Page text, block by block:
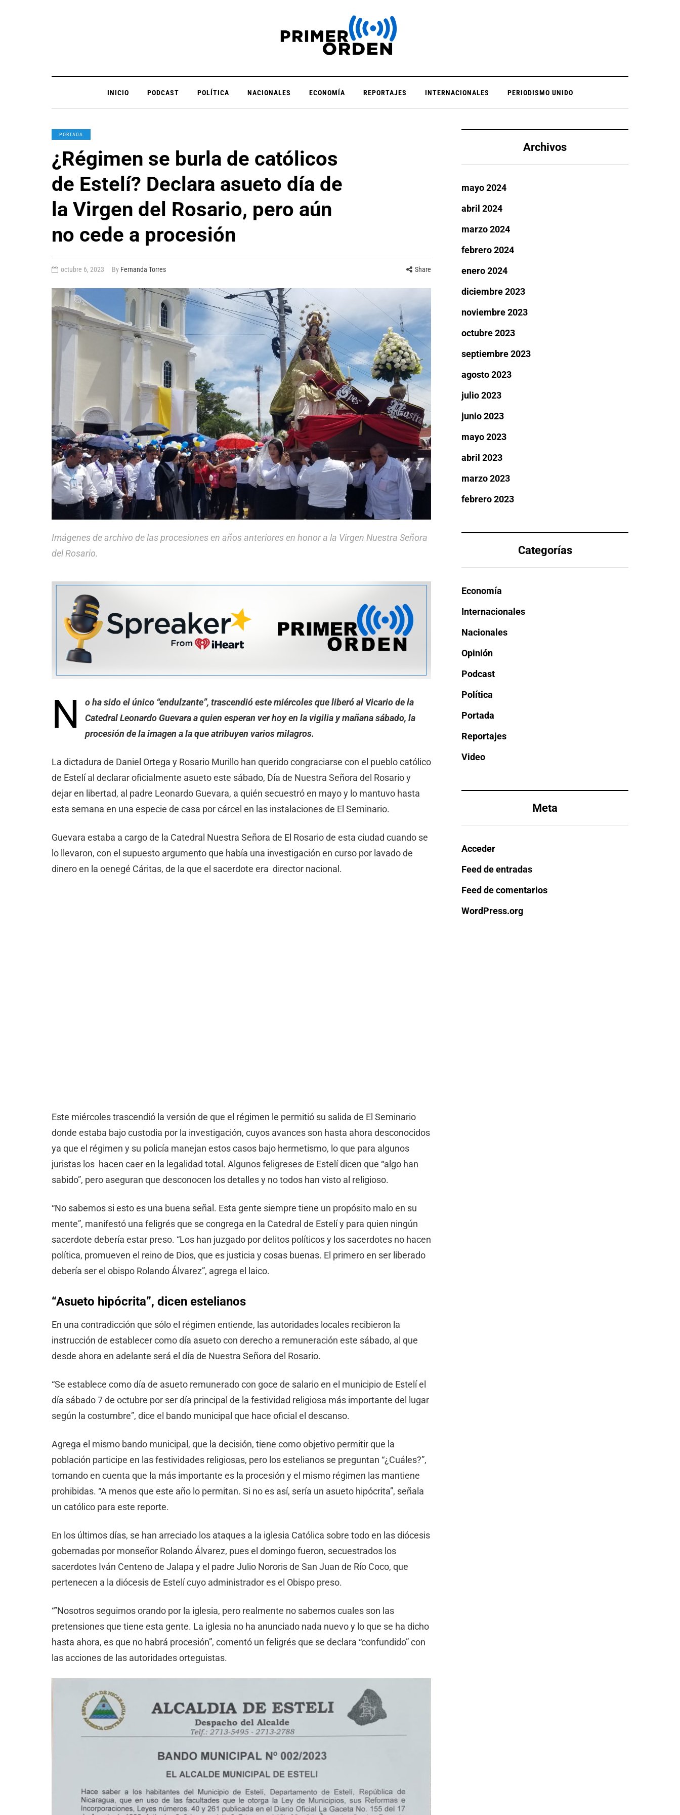
INICIO PODCAST POLÍTICA NACIONALES ECONOMÍA REPORTAJES INTERNACIONALES PERIODISMO UNIDO
PORTADA
¿Régimen se burla de católicos
de Estelí? Declara asueto día de
la Virgen del Rosario, pero aún
no cede a procesión
octubre 6, 2023 By Fernanda Torres Share
Imágenes de archivo de las procesiones en años anteriores en honor a la Virgen Nuestra Señora
del Rosario.
N
o ha sido el único “endulzante”, trascendió este miércoles que liberó al Vicario de la
Catedral Leonardo Guevara a quien esperan ver hoy en la vigilia y mañana sábado, la
procesión de la imagen a la que atribuyen varios milagros.
La dictadura de Daniel Ortega y Rosario Murillo han querido congraciarse con el pueblo católico
de Estelí al declarar oficialmente asueto este sábado, Día de Nuestra Señora del Rosario y
dejar en libertad, al padre Leonardo Guevara, a quién secuestró en mayo y lo mantuvo hasta
esta semana en una especie de casa por cárcel en las instalaciones de El Seminario.
Guevara estaba a cargo de la Catedral Nuestra Señora de El Rosario de esta ciudad cuando se
lo llevaron, con el supuesto argumento que había una investigación en curso por lavado de
dinero en la oenegé Cáritas, de la que el sacerdote era director nacional.
Este miércoles trascendió la versión de que el régimen le permitió su salida de El Seminario
donde estaba bajo custodia por la investigación, cuyos avances son hasta ahora desconocidos
ya que el régimen y su policía manejan estos casos bajo hermetismo, lo que para algunos
juristas los hacen caer en la legalidad total. Algunos feligreses de Estelí dicen que “algo han
sabido”, pero aseguran que desconocen los detalles y no todos han visto al religioso.
“No sabemos si esto es una buena señal. Esta gente siempre tiene un propósito malo en su
mente”, manifestó una feligrés que se congrega en la Catedral de Estelí y para quien ningún
sacerdote debería estar preso. “Los han juzgado por delitos políticos y los sacerdotes no hacen
política, promueven el reino de Dios, que es justicia y cosas buenas. El primero en ser liberado
debería ser el obispo Rolando Álvarez”, agrega el laico.
“Asueto hipócrita”, dicen estelianos
En una contradicción que sólo el régimen entiende, las autoridades locales recibieron la
instrucción de establecer como día asueto con derecho a remuneración este sábado, al que
desde ahora en adelante será el día de Nuestra Señora del Rosario.
“Se establece como día de asueto remunerado con goce de salario en el municipio de Estelí el
día sábado 7 de octubre por ser día principal de la festividad religiosa más importante del lugar
según la costumbre”, dice el bando municipal que hace oficial el descanso.
Agrega el mismo bando municipal, que la decisión, tiene como objetivo permitir que la
población participe en las festividades religiosas, pero los estelianos se preguntan “¿Cuáles?”,
tomando en cuenta que la más importante es la procesión y el mismo régimen las mantiene
prohibidas. “A menos que este año lo permitan. Si no es así, sería un asueto hipócrita”, señala
un católico para este reporte.
En los últimos días, se han arreciado los ataques a la iglesia Católica sobre todo en las diócesis
gobernadas por monseñor Rolando Álvarez, pues el domingo fueron, secuestrados los
sacerdotes Iván Centeno de Jalapa y el padre Julio Nororis de San Juan de Río Coco, que
pertenecen a la diócesis de Estelí cuyo administrador es el Obispo preso.
“”Nosotros seguimos orando por la iglesia, pero realmente no sabemos cuales son las
pretensiones que tiene esta gente. La iglesia no ha anunciado nada nuevo y lo que se ha dicho
hasta ahora, es que no habrá procesión”, comentó un feligrés que se declara “confundido” con
las acciones de las autoridades orteguistas.
Archivos
mayo 2024
abril 2024
marzo 2024
febrero 2024
enero 2024
diciembre 2023
noviembre 2023
octubre 2023
septiembre 2023
agosto 2023
julio 2023
junio 2023
mayo 2023
abril 2023
marzo 2023
febrero 2023
Categorías
Economía
Internacionales
Nacionales
Opinión
Podcast
Política
Portada
Reportajes
Video
Meta
Acceder
Feed de entradas
Feed de comentarios
WordPress.org